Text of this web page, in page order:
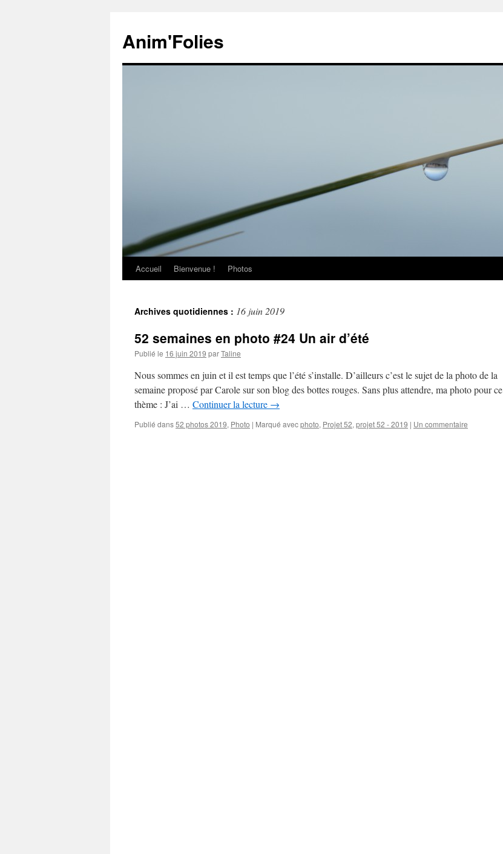
Anim'Folies
Aller
contenu
Accueil Bienvenue ! Photos
Archives quotidiennes : 16 juin 2019
52 semaines en photo #24 Un air d’été
Publié le 16 juin 2019 parTaline
Nous sommes en juin et il est temps que l’été s’installe. D’ailleurs c’est le sujet de la photo de la
semaine proposé par Carole sur son blog des bottes rouges. Sans plus attendre, ma photo pour ce
thème : J’ai … Continuer la lecture →
Publié dans52 photos 2019, Photo | Marqué avecphoto, Projet 52, projet 52 - 2019 | Un commentaire